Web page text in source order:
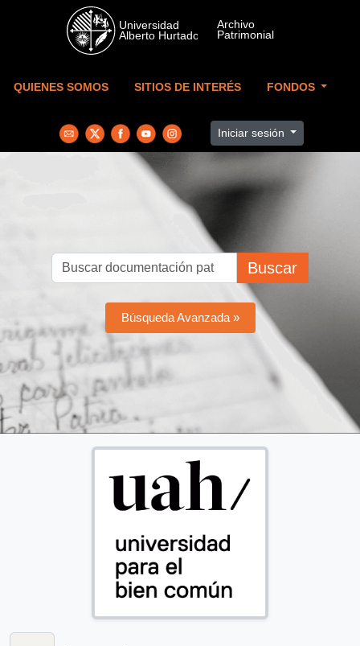
Skip to main content
QUIENES SOMOS SITIOS DE INTERÉS FONDOS
Iniciar sesión
Buscar
Búsqueda Avanzada »